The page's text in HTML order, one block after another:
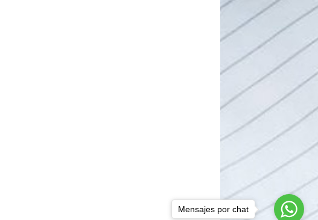
Mensajes por chat